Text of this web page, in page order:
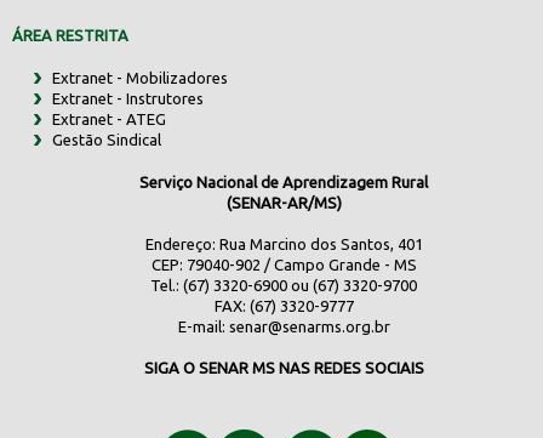
ÁREA RESTRITA
Extranet - Mobilizadores
Extranet - Instrutores
Extranet - ATEG
Gestão Sindical
Serviço Nacional de Aprendizagem Rural
(SENAR-AR/MS)
Endereço: Rua Marcino dos Santos, 401
CEP: 79040-902 / Campo Grande - MS
Tel.: (67) 3320-6900 ou (67) 3320-9700
FAX: (67) 3320-9777
E-mail: senar@senarms.org.br
SIGA O SENAR MS NAS REDES SOCIAIS